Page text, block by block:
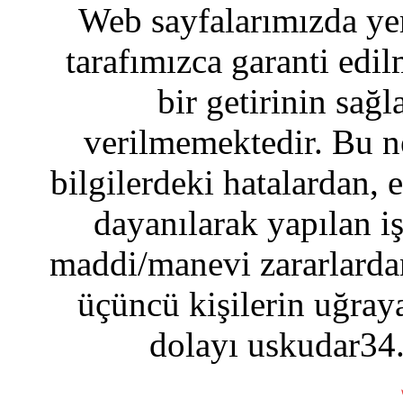
Web sayfalarımızda
tarafımızca garanti
bir getirinin
verilmemektedir. Bu
bilgilerdeki hatalardan,
dayanılarak yapılan
maddi/manevi
üçüncü kişilerin
dolayı